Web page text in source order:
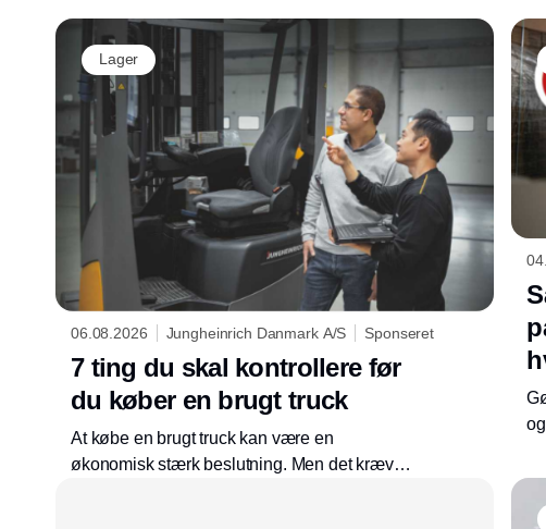
Lager
06.08.2026 Jungheinrich Danmark A/S Sponseret
7 ting du skal kontrollere før
du køber en brugt truck
At købe en brugt truck kan være en
økonomisk stærk beslutning. Men det kræver,